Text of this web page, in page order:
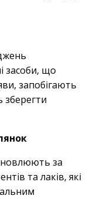
засоби, що
запобігають
за
та лаків, які